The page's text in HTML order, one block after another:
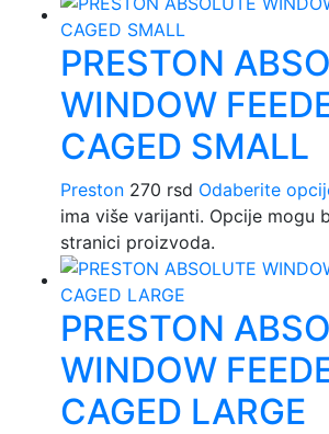
PRESTON
WINDOW
CAGED SMALL
Preston 270 rsd Odaberite
ima više varijanti. Opcije mogu
stranici proizvoda.
PRESTON
WINDOW
CAGED LARGE